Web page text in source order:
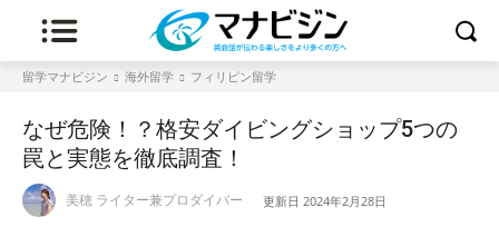
留学マナビジン 海外留学 フィリピン留学
なぜ危険！？格安ダイビングショップ5つの
罠と実態を徹底調査！
美穂 ライター兼プロダイバー 更新日 2024年2月28日